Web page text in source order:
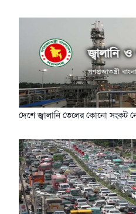
দেশে জ্বালানি তেলের কোনো সংকট